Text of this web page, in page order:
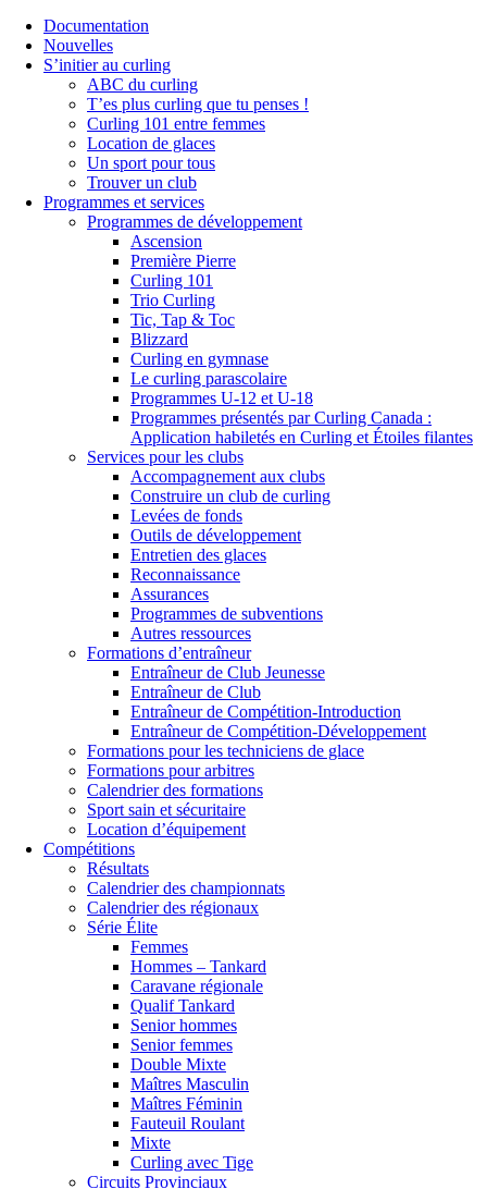
Documentation
Nouvelles
S’initier au curling
ABC du curling
T’es plus curling que tu penses !
Curling 101 entre femmes
Location de glaces
Un sport pour tous
Trouver un club
Programmes et services
Programmes de développement
Ascension
Première Pierre
Curling 101
Trio Curling
Tic, Tap & Toc
Blizzard
Curling en gymnase
Le curling parascolaire
Programmes U-12 et U-18
Programmes présentés par Curling Canada :
Application habiletés en Curling et Étoiles filantes
Services pour les clubs
Accompagnement aux clubs
Construire un club de curling
Levées de fonds
Outils de développement
Entretien des glaces
Reconnaissance
Assurances
Programmes de subventions
Autres ressources
Formations d’entraîneur
Entraîneur de Club Jeunesse
Entraîneur de Club
Entraîneur de Compétition-Introduction
Entraîneur de Compétition-Développement
Formations pour les techniciens de glace
Formations pour arbitres
Calendrier des formations
Sport sain et sécuritaire
Location d’équipement
Compétitions
Résultats
Calendrier des championnats
Calendrier des régionaux
Série Élite
Femmes
Hommes – Tankard
Caravane régionale
Qualif Tankard
Senior hommes
Senior femmes
Double Mixte
Maîtres Masculin
Maîtres Féminin
Fauteuil Roulant
Mixte
Curling avec Tige
Circuits Provinciaux